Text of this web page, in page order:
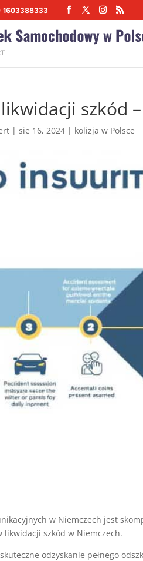
szkód –
|sie 16, 2024 | kolizja w Polsce
w Niemczech jest
likwidacji szkód w Niemczech.
odzyskanie pełnego